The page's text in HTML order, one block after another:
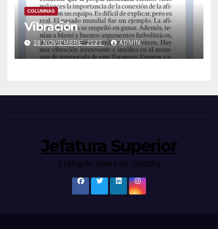
COLUMNAS
Vibración
28 NOVIEMBRE, 2023 ADMIN
Jefatura Superior
El blog de Juan Luis Saldaña